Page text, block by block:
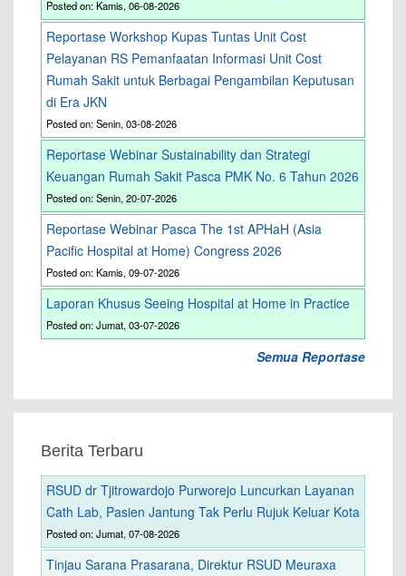
Posted on: Kamis, 06-08-2026
Reportase Workshop Kupas Tuntas Unit Cost
Pelayanan RS Pemanfaatan Informasi Unit Cost
Rumah Sakit untuk Berbagai Pengambilan Keputusan
di Era JKN
Posted on: Senin, 03-08-2026
Reportase Webinar Sustainability dan Strategi
Keuangan Rumah Sakit Pasca PMK No. 6 Tahun 2026
Posted on: Senin, 20-07-2026
Reportase Webinar Pasca The 1st APHaH (Asia
Pacific Hospital at Home) Congress 2026
Posted on: Kamis, 09-07-2026
Laporan Khusus Seeing Hospital at Home in Practice
Posted on: Jumat, 03-07-2026
Semua Reportase
Berita Terbaru
RSUD dr Tjitrowardojo Purworejo Luncurkan Layanan
Cath Lab, Pasien Jantung Tak Perlu Rujuk Keluar Kota
Posted on: Jumat, 07-08-2026
Tinjau Sarana Prasarana, Direktur RSUD Meuraxa